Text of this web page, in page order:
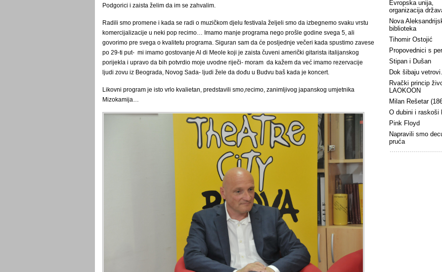
Podgorici i zaista želim da im se zahvalim.
Radili smo promene i kada se radi o muzičkom djelu festivala željeli smo da izbegnemo svaku vrstu
komercijalizacije u neki pop recimo… Imamo manje programa nego prošle godine svega 5, ali
govorimo pre svega o kvalitetu programa. Siguran sam da će posljednje večeri kada spustimo zavese
po 29-ti put- mi imamo gostovanje Al di Meole koji je zaista čuveni američki gitarista italijanskog
porijekla i upravo da bih potvrdio moje uvodne riječi- moram da kažem da već imamo rezervacije
ljudi zovu iz Beograda, Novog Sada- ljudi žele da dođu u Budvu baš kada je koncert.
Likovni program je isto vrlo kvalietan, predstavili smo,recimo, zanimljivog japanskog umjetnika
Mizokamija…
Evropska unija,
organizacija
Nova
biblioteka
Tihomir Ostojić
Propovednici s
Stipan i Dušan
Dok šibaju
Rvački princip
LAOKOON
Milan Rešetar
O dubini i raskoši
Pink Floyd
Napravili smo
pruća